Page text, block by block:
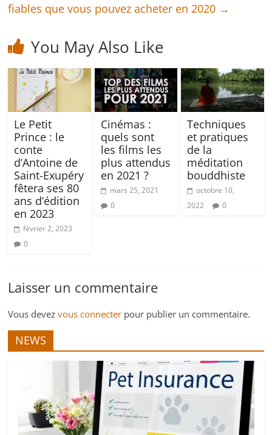
fiables que vous pouvez acheter en 2020 →
You May Also Like
Le Petit
Prince : le
conte
d’Antoine de
Saint-Exupéry
fêtera ses 80
ans d’édition
en 2023
février 2, 2023
0
Cinémas :
quels sont
les films les
plus attendus
en 2021 ?
mars 25, 2021
0
Techniques
et pratiques
de la
méditation
bouddhiste
octobre 10,
2022
0
Laisser un commentaire
Vous devezvous connecter pour publier un commentaire.
NEWS